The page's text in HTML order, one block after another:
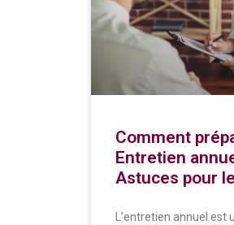
Comment
Entretien
Astuces pour
L’entretien annuel